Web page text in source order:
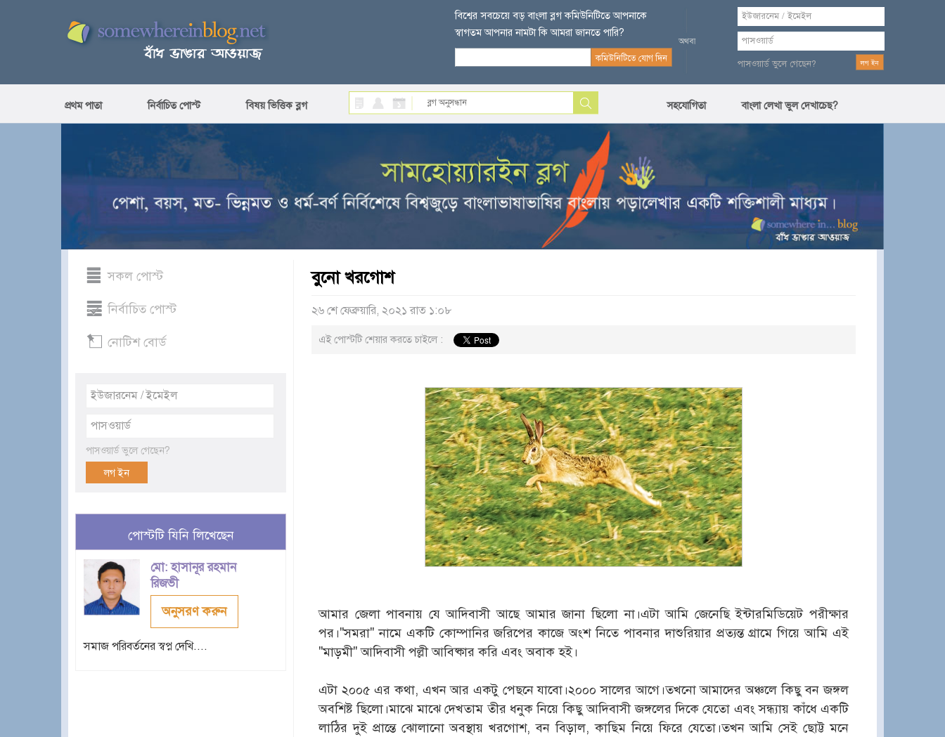
বিশ্বের সবচেয়ে বড় বাংলা ব্লগ কমিউনিটিতে আপনাকে
স্বাগতম আপনার নামটা কি আমরা জানতে পারি?
পাসওয়ার্ড ভুলে গেছেন?
প্রথম পাতা নির্বাচিত পোস্ট বিষয় ভিত্তিক ব্লগ সহযোগিতা বাংলা লেখা ভুল দেখাচেছ?
সকল পোস্ট
নির্বাচিত পোস্ট
নোটিশ বোর্ড
পাসওয়ার্ড ভুলে গেছেন?
পোস্টটি যিনি লিখেছেন
মো: হাসানূর রহমান
রিজভী
অনুসরণ করুন
সমাজ পরিবর্তনের স্বপ্ন দেখি....
বুনো খরগোশ
২৬ শে ফেব্রুয়ারি, ২০২১ রাত ১:০৮
এই পোস্টটি শেয়ার করতে চাইলে :
আমার জেলা পাবনায় যে আদিবাসী আছে আমার জানা ছিলো না।এটা আমি জেনেছি ইন্টারমিডিয়েট পরীক্ষার
পর।"সমরা" নামে একটি কোম্পানির জরিপের কাজে অংশ নিতে পাবনার দাশুরিয়ার প্রত্যন্ত গ্রামে গিয়ে আমি এই
"মাড়মী" আদিবাসী পল্লী আবিষ্কার করি এবং অবাক হই।
এটা ২০০৫ এর কথা, এখন আর একটু পেছনে যাবো।২০০০ সালের আগে।তখনো আমাদের অঞ্চলে কিছু বন জঙ্গল
অবশিষ্ট ছিলো।মাঝে মাঝে দেখতাম তীর ধনুক নিয়ে কিছু আদিবাসী জঙ্গলের দিকে যেতো এবং সন্ধ্যায় কাঁধে একটি
লাঠির দুই প্রান্তে ঝোলানো অবস্থায় খরগোশ, বন বিড়াল, কাছিম নিয়ে ফিরে যেতো।তখন আমি সেই ছোট্ট মনে